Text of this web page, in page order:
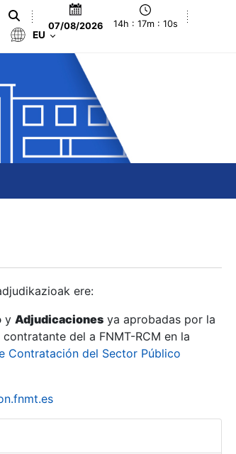
07/08/2026 14h : 17m : 11s
EU
ere:
y Adjudicaciones ya aprobadas por la
del a FNMT-RCM en la
Contratación del Sector Público